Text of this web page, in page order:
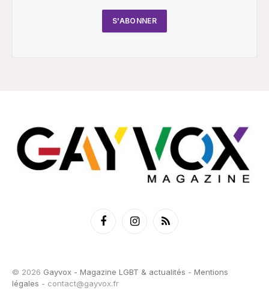
FacebookInstagramRSS
© 2026 Gayvox - Magazine LGBT & actualités - Mentions
légales - contact@gayvox.fr